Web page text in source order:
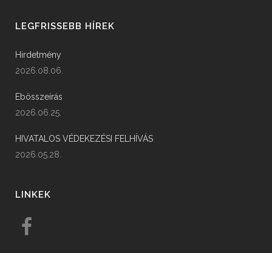
LEGFRISSEBB HÍREK
Hirdetmény
2026.08.06.
Ebösszeírás
2026.06.25.
HIVATALOS VÉDEKEZÉSI FELHÍVÁS
2026.05.28.
LINKEK